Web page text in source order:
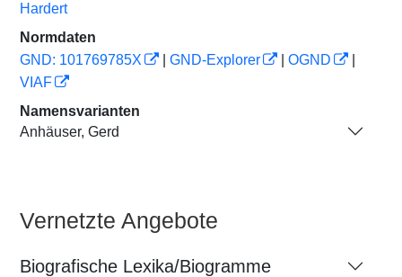
Hardert
Normdaten
GND: 101769785X
GND-Explorer OGND
VIAF
Namensvarianten
Anhäuser, Gerd
Vernetzte Angebote
Biografische Lexika/Biogramme